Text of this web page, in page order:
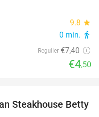
9.8 star
0 min. directions_walk
Regulier €7,40
€4,50
40%
Steakhouse Betty